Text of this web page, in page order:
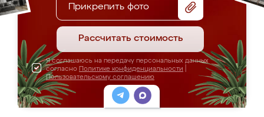
Прикрепить фото
Рассчитать стоимость
Я соглашаюсь на передачу персональных данных
согласно Политике конфиденциальности
Пользовательскому соглашению